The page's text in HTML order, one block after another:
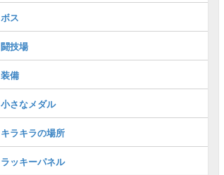
ボス
闘技場
装備
小さなメダル
キラキラの場所
ラッキーパネル